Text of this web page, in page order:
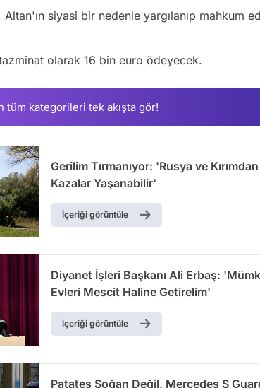
Altan'ın siyasi bir nedenle yargılanıp mahkum
olarak 16 bin euro ödeyecek.
tüm kategorileri tek akışta gör!
Gerilim Tırmanıyor: 'Rusya ve
Kazalar Yaşanabilir'
İçeriği görüntüle
Diyanet İşleri Başkanı Ali Erbaş:
Evleri Mescit Haline Getirelim'
İçeriği görüntüle
Patates Soğan Değil, Mercedes S